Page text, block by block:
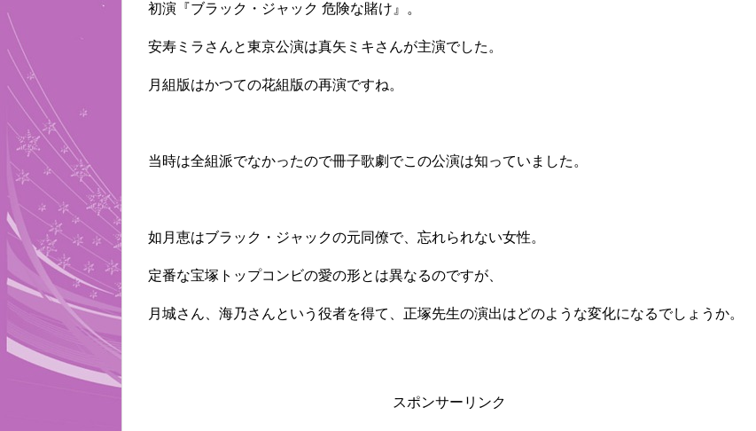
初演『ブラック・ジャック 危険な賭け』。
安寿ミラさんと東京公演は真矢ミキさんが主演でした。
月組版はかつての花組版の再演ですね。
当時は全組派でなかったので冊子歌劇でこの公演は知っていました。
如月恵はブラック・ジャックの元同僚で、忘れられない女性。
定番な宝塚トップコンビの愛の形とは異なるのですが、
月城さん、海乃さんという役者を得て、正塚先生の演出はどのような変化になるでしょうか。
スポンサーリンク